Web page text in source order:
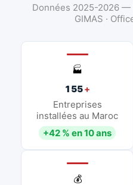
Données 2025-2026 —
GIMAS ·
🏭
155+
Entreprises
installées au Maroc
+42 % en 10 ans
💰